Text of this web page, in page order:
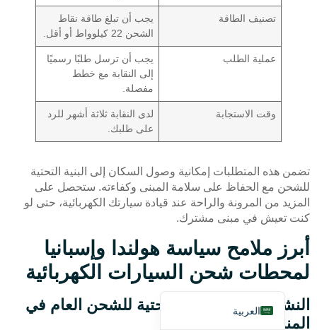
تصنيف الطاقة
يجب أن تبلغ طاقة نقاط
الشحن 22 كيلوواط أو أقل.
عملية الطلب
يجب أن ترسل طلبًا رسميًا
إلى النقابة مع خطط
مفصلة.
وقت الاستجابة
لدى النقابة ثلاثة أشهر للرد
على طلبك.
تضمن هذه المتطلبات إمكانية وصول السكان إلى البنية التحتية
للشحن مع الحفاظ على سلامة المبنى وكفاءته. ستحصل على
المزيد من المرونة والراحة عند قيادة سيارتك الكهربائية، حتى لو
كنت تعيش في مبنى مشترك.
أبرز ملامح سياسة هولندا وإسبانيا
لمحطات شحن السيارات الكهربائية
النشر المكثف للبنية التحتية للشحن العام في
المناطق الحضرية
العربية
Español
Português
Русский
Français
Türkçe